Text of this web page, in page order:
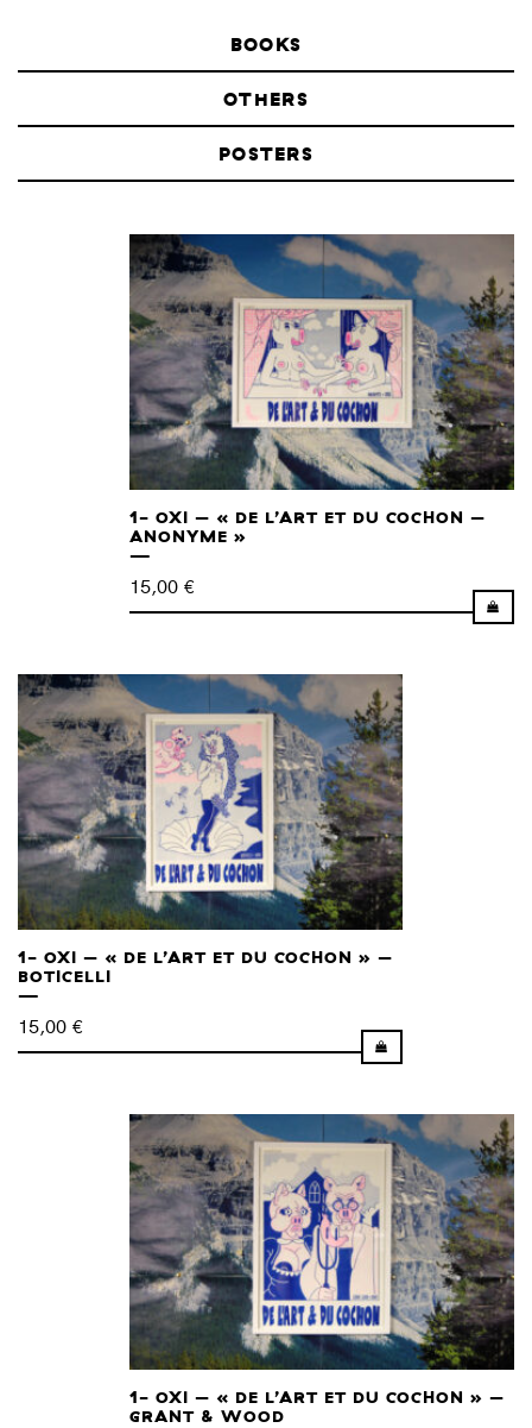
BOOKS
OTHERS
POSTERS
1- OXI – « DE L’ART ET DU COCHON –
ANONYME »
15,00 €
1- OXI – « DE L’ART ET DU COCHON » –
BOTICELLI
15,00 €
1- OXI – « DE L’ART ET DU COCHON » –
GRANT & WOOD